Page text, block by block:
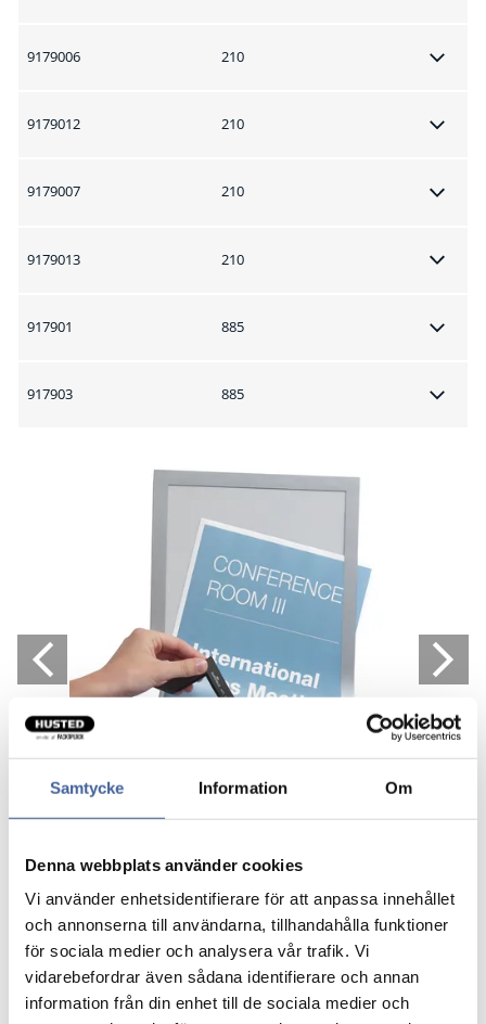
Samtycke Information Om
Denna webbplats använder cookies
Vi använder enhetsidentifierare för att anpassa innehållet
och annonserna till användarna, tillhandahålla funktioner
för sociala medier och analysera vår trafik. Vi
vidarebefordrar även sådana identifierare och annan
information från din enhet till de sociala medier och
9179006 210
9179012 210
9179007 210
9179013 210
917901 885
917903 885
Duraframe A4 selvklæbende